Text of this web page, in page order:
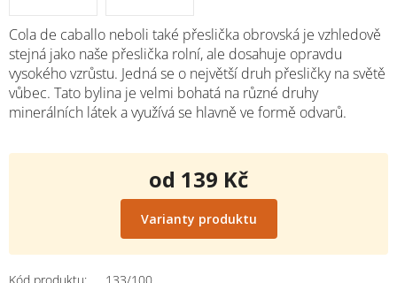
Cola de caballo neboli také přeslička obrovská je vzhledově
stejná jako naše přeslička rolní, ale dosahuje opravdu
vysokého vzrůstu. Jedná se o největší druh přesličky na světě
vůbec. Tato bylina je velmi bohatá na různé druhy
minerálních látek a využívá se hlavně ve formě odvarů.
od 139 Kč
Měrná
cena:
Varianty produktu